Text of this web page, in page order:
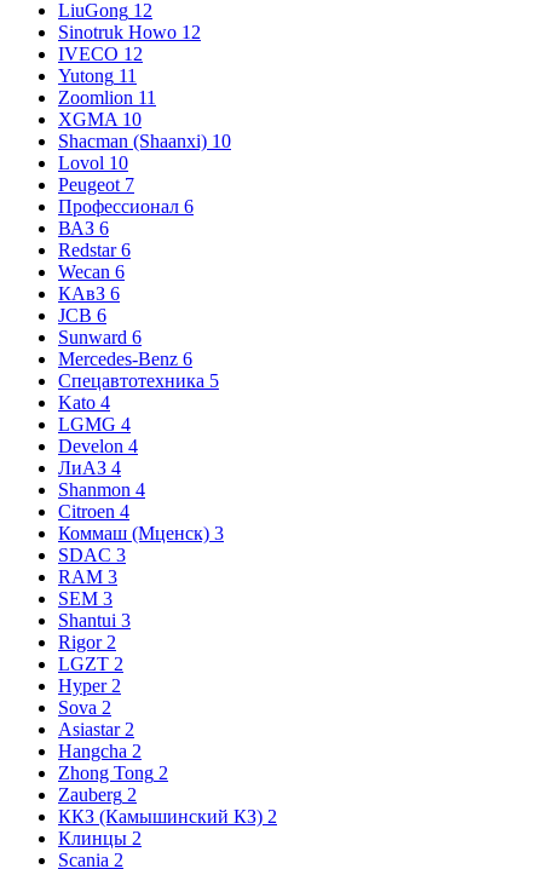
LiuGong 12
Sinotruk Howo 12
IVECO 12
Yutong 11
Zoomlion 11
XGMA 10
Shacman (Shaanxi) 10
Lovol 10
Peugeot 7
Профессионал 6
ВАЗ 6
Redstar 6
Wecan 6
КАвЗ 6
JCB 6
Sunward 6
Mercedes-Benz 6
Спецавтотехника 5
Kato 4
LGMG 4
Develon 4
ЛиАЗ 4
Shanmon 4
Citroen 4
Коммаш (Мценск) 3
SDAC 3
RAM 3
SEM 3
Shantui 3
Rigor 2
LGZT 2
Hyper 2
Sova 2
Asiastar 2
Hangcha 2
Zhong Tong 2
Zauberg 2
ККЗ (Камышинский КЗ) 2
Клинцы 2
Scania 2